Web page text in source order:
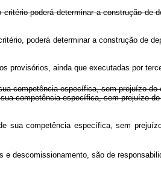
poderá determinar a construção
poderá determinar a construção
provisórios, ainda que executadas por
competência específica, sem prejuízo
competência específica, sem
sua competência específica, sem
descomissionamento, são de